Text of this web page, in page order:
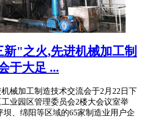
"之火,先进机械加工制
于大足 ...
械加工制造技术交流会于2月22日下
业园区管理委员会2楼大会议室举
坝、绵阳等区域的65家制造业用户企